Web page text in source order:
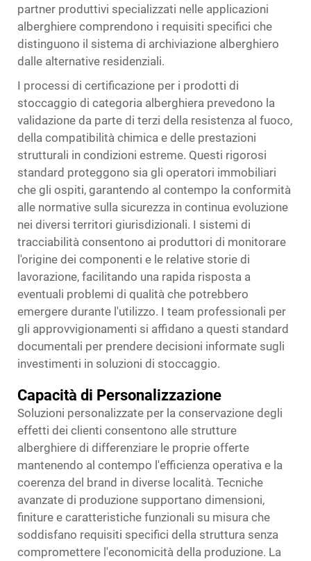
partner produttivi specializzati nelle applicazioni
alberghiere comprendono i requisiti specifici che
distinguono il sistema di archiviazione alberghiero
dalle alternative residenziali.
I processi di certificazione per i prodotti di
stoccaggio di categoria alberghiera prevedono la
validazione da parte di terzi della resistenza al fuoco,
della compatibilità chimica e delle prestazioni
strutturali in condizioni estreme. Questi rigorosi
standard proteggono sia gli operatori immobiliari
che gli ospiti, garantendo al contempo la conformità
alle normative sulla sicurezza in continua evoluzione
nei diversi territori giurisdizionali. I sistemi di
tracciabilità consentono ai produttori di monitorare
l'origine dei componenti e le relative storie di
lavorazione, facilitando una rapida risposta a
eventuali problemi di qualità che potrebbero
emergere durante l'utilizzo. I team professionali per
gli approvvigionamenti si affidano a questi standard
documentali per prendere decisioni informate sugli
investimenti in soluzioni di stoccaggio.
Capacità di Personalizzazione
Soluzioni personalizzate per la conservazione degli
effetti dei clienti consentono alle strutture
alberghiere di differenziare le proprie offerte
mantenendo al contempo l'efficienza operativa e la
coerenza del brand in diverse località. Tecniche
avanzate di produzione supportano dimensioni,
finiture e caratteristiche funzionali su misura che
soddisfano requisiti specifici della struttura senza
compromettere l'economicità della produzione. La